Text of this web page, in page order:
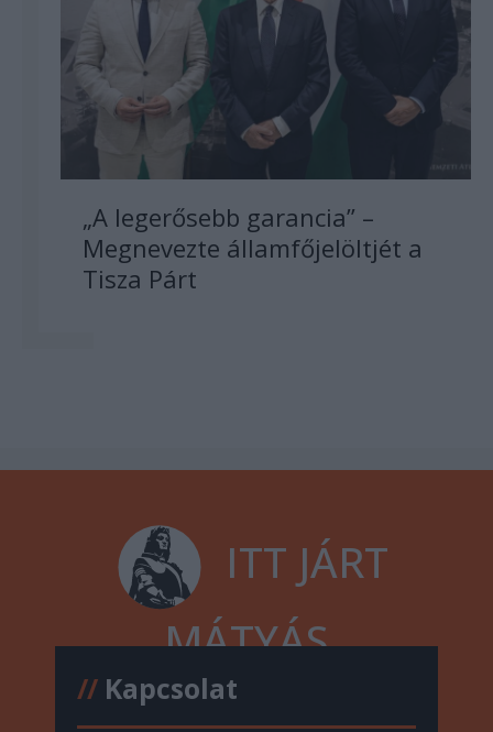
„A legerősebb garancia” –
Megnevezte államfőjelöltjét a
Tisza Párt
ITT JÁRT
MÁTYÁS
//Kapcsolat